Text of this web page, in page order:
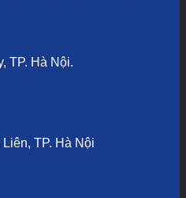
TP. Hà Nội.
TP. Hà Nội